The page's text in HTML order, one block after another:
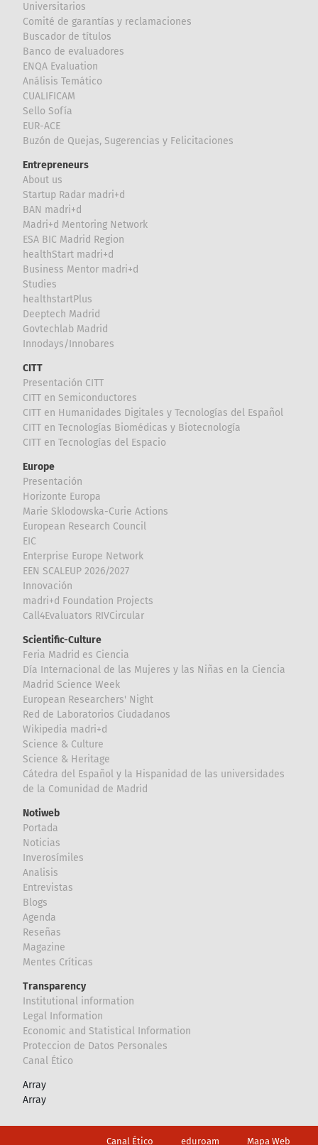
Universitarios
Comité de garantías y reclamaciones
Buscador de títulos
Banco de evaluadores
ENQA Evaluation
Análisis Temático
CUALIFICAM
Sello Sofía
EUR-ACE
Buzón de Quejas, Sugerencias y Felicitaciones
Entrepreneurs
About us
Startup Radar madri+d
BAN madri+d
Madri+d Mentoring Network
ESA BIC Madrid Region
healthStart madri+d
Business Mentor madri+d
Studies
healthstartPlus
Deeptech Madrid
Govtechlab Madrid
Innodays/Innobares
CITT
Presentación CITT
CITT en Semiconductores
CITT en Humanidades Digitales y Tecnologías del Español
CITT en Tecnologías Biomédicas y Biotecnología
CITT en Tecnologías del Espacio
Europe
Presentación
Horizonte Europa
Marie Sklodowska-Curie Actions
European Research Council
EIC
Enterprise Europe Network
EEN SCALEUP 2026/2027
Innovación
madri+d Foundation Projects
Call4Evaluators RIVCircular
Scientific-Culture
Feria Madrid es Ciencia
Día Internacional de las Mujeres y las Niñas en la Ciencia
Madrid Science Week
European Researchers' Night
Red de Laboratorios Ciudadanos
Wikipedia madri+d
Science & Culture
Science & Heritage
Cátedra del Español y la Hispanidad de las universidades
de la Comunidad de Madrid
Notiweb
Portada
Noticias
Inverosímiles
Analisis
Entrevistas
Blogs
Agenda
Reseñas
Magazine
Mentes Críticas
Transparency
Institutional information
Legal Information
Economic and Statistical Information
Proteccion de Datos Personales
Canal Ético
Array
Array
Canal Ético eduroam Mapa Web